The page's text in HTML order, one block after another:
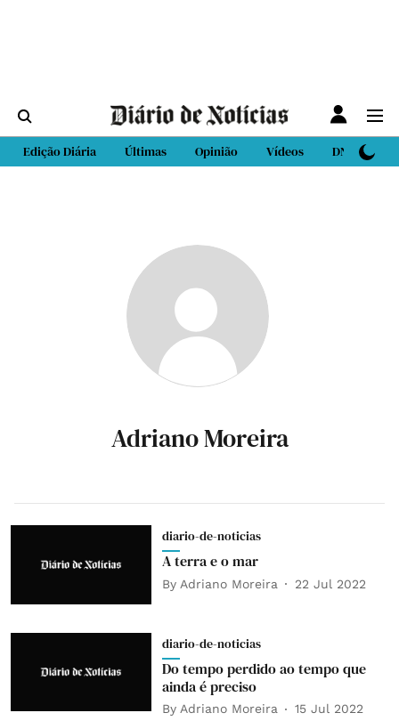
Edição Diária Últimas Opinião Vídeos DN Sport
Adriano Moreira
diario-de-noticias
A terra e o mar
By Adriano Moreira 22 Jul 2022
diario-de-noticias
Do tempo perdido ao tempo que
ainda é preciso
By Adriano Moreira 15 Jul 2022